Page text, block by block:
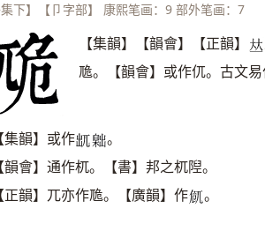
集下】【卩字部】 康熙笔画：9 部外笔画：7
【集韻】【韻會】【正韻】 𠀤
卼。【韻會】或作㐳。古文
集韻】或作𠒄 𦤙 。
韻會】通作杌。【書】邦之杌隉。
正韻】兀亦作卼。【廣韻】作𠨜 。